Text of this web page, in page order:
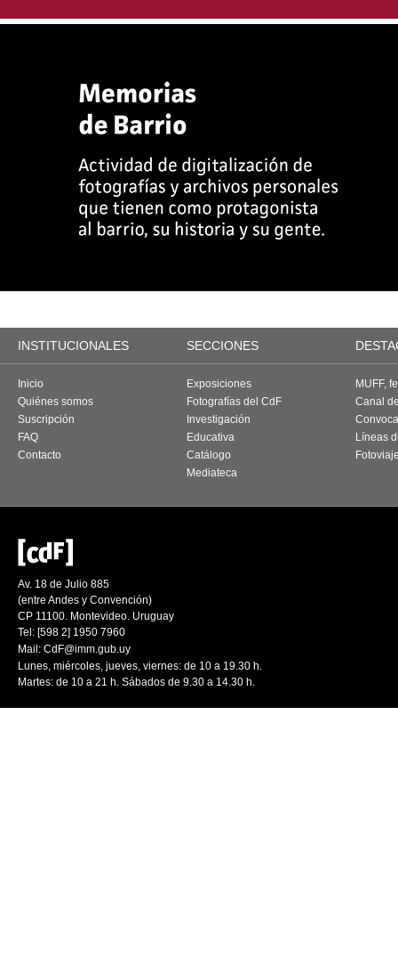
INSTITUCIONALES SECCIONES
Inicio
Quiénes somos
Suscripción
FAQ
Contacto
Exposiciones
Fotografías del CdF
Investigación
Educativa
Catálogo
Mediateca
MUFF,
Canal
Líneas
Av. 18 de Julio 885
(entre Andes y Convención)
CP 11100. Montevideo. Uruguay
Tel: [598 2] 1950 7960
Mail: CdF@imm.gub.uy
Lunes, miércoles, jueves, viernes: de 10 a 19.30 h.
Martes: de 10 a 21 h. Sábados de 9.30 a 14.30 h.